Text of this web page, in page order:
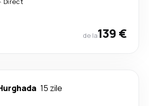
de la139 €
15 zile